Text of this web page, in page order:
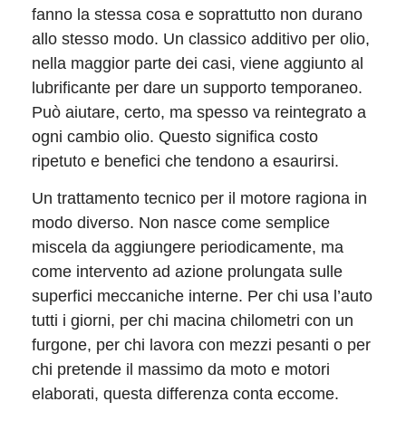
fanno la stessa cosa e soprattutto non durano
allo stesso modo. Un classico additivo per olio,
nella maggior parte dei casi, viene aggiunto al
lubrificante per dare un supporto temporaneo.
Può aiutare, certo, ma spesso va reintegrato a
ogni cambio olio. Questo significa costo
ripetuto e benefici che tendono a esaurirsi.
Un trattamento tecnico per il motore ragiona in
modo diverso. Non nasce come semplice
miscela da aggiungere periodicamente, ma
come intervento ad azione prolungata sulle
superfici meccaniche interne. Per chi usa l’auto
tutti i giorni, per chi macina chilometri con un
furgone, per chi lavora con mezzi pesanti o per
chi pretende il massimo da moto e motori
elaborati, questa differenza conta eccome.